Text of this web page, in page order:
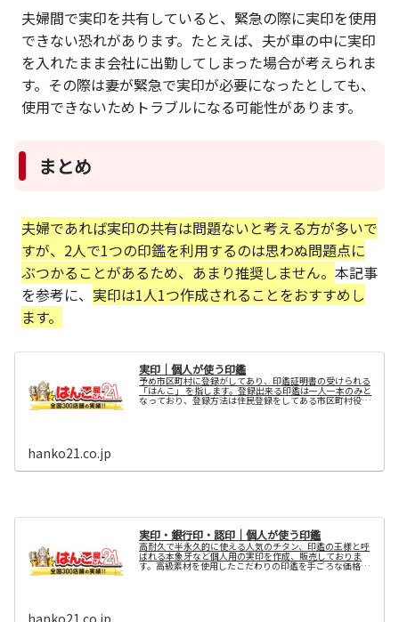
夫婦間で実印を共有していると、緊急の際に実印を使用
できない恐れがあります。たとえば、夫が車の中に実印
を入れたまま会社に出勤してしまった場合が考えられま
す。その際は妻が緊急で実印が必要になったとしても、
使用できないためトラブルになる可能性があります。
まとめ
夫婦であれば実印の共有は問題ないと考える方が多いで
すが、2人で1つの印鑑を利用するのは思わぬ問題点に
ぶつかることがあるため、あまり推奨しません。 本記事
を参考に、 実印は1人1つ作成されることをおすすめし
ます。
実印｜個人が使う印鑑
予め市区町村に登録がしてあり、印鑑証明書の受けられる
「はんこ」 を指します。登録出来る印鑑は一人一本のみと
なっており、登録方法は住民登録をしてある市区町村役場
hanko21.co.jp
実印・銀行印・認印｜個人が使う印鑑
高耐久で半永久的に使える人気のチタン、印鑑の王様と呼
ばれる本象牙など個人用の実印を作成、販売しておりま
す。高級素材を使用したこだわりの印鑑を手ごろな価格で